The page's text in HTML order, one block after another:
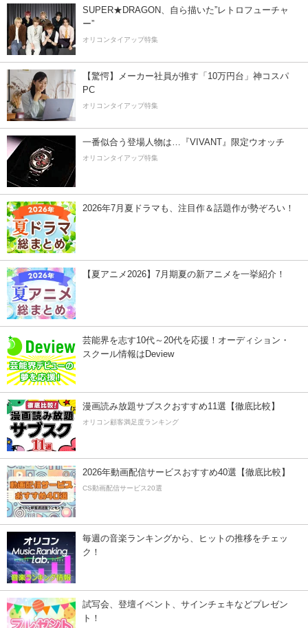
SUPER★DRAGON、自ら描いた”レトロフューチャ
ー”
オリコンタイアップ特集
【驚愕】メーカー社員が推す「10万円台」神コスパ
PC
オリコンタイアップ特集
一番似合う登場人物は…『VIVANT』限定ウオッチ
オリコンタイアップ特集
2026年7月夏ドラマも、注目作＆話題作が勢ぞろい！
【夏アニメ2026】7月期夏の新アニメを一挙紹介！
芸能界を志す10代～20代を応援！オーディション・
スクール情報はDeview
漫画読み放題サブスクおすすめ11選【徹底比較】
オリコン顧客満足度ランキング
2026年動画配信サービスおすすめ40選【徹底比較】
CS動画配信サービス20選
毎週の音楽ランキングから、ヒットの推移をチェッ
ク！
試写会、登壇イベント、サインチェキなどプレゼン
ト！